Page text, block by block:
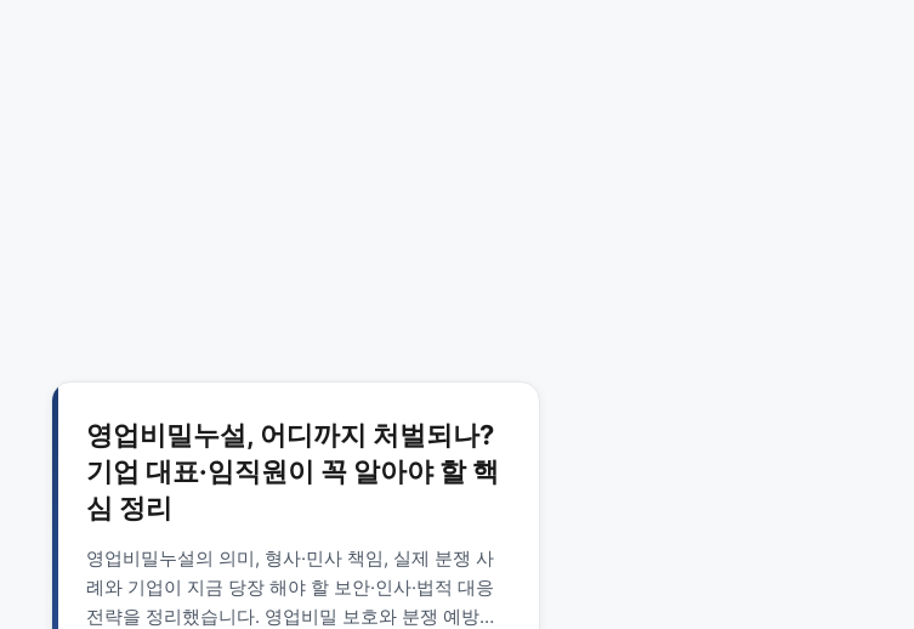
영업비밀누설, 어디까지 처벌되나?
기업 대표·임직원이 꼭 알아야 할 핵
심 정리
영업비밀누설의 의미, 형사·민사 책임, 실제 분쟁 사
례와 기업이 지금 당장 해야 할 보안·인사·법적 대응
전략을 정리했습니다. 영업비밀 보호와 분쟁 예방에